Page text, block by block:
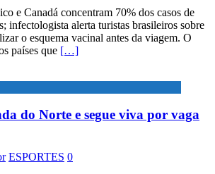
e Canadá concentram 70% dos casos de
infectologista alerta turistas brasileiros sobre
o esquema vacinal antes da viagem. O
países que […]
do Norte e segue viva por vaga
ESPORTES 0